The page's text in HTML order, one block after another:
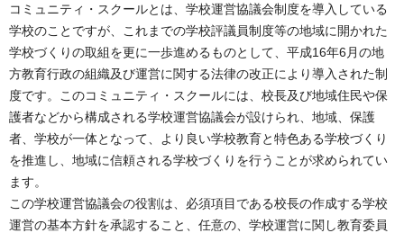
コミュニティ・スクールとは、学校運営協議会制度を導入している
学校のことですが、これまでの学校評議員制度等の地域に開かれた
学校づくりの取組を更に一歩進めるものとして、平成16年6月の地
方教育行政の組織及び運営に関する法律の改正により導入された制
度です。このコミュニティ・スクールには、校長及び地域住民や保
護者などから構成される学校運営協議会が設けられ、地域、保護
者、学校が一体となって、より良い学校教育と特色ある学校づくり
を推進し、地域に信頼される学校づくりを行うことが求められてい
ます。
この学校運営協議会の役割は、必須項目である校長の作成する学校
運営の基本方針を承認すること、任意の、学校運営に関し教育委員